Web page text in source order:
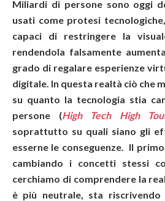
Miliardi di persone sono oggi
usati come protesi
capaci di restringere la
rendendola falsamente
grado di regalare esperienze
digitale. In questa realtà ciò che
su quanto la tecnologia stia
persone (High Tech High
soprattutto su quali siano gli
esserne le conseguenze. Il
cambiando i concetti stessi
cerchiamo di comprendere la
è più neutrale, sta